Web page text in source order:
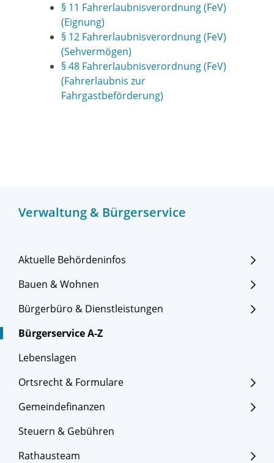
Verwaltung & Bürgerservice
Aktuelle Behördeninfos
Bauen & Wohnen
Bürgerbüro & Dienstleistungen
Bürgerservice A-Z
Lebenslagen
Ortsrecht & Formulare
Gemeindefinanzen
Steuern & Gebühren
Rathausteam
§ 11 Fahrerlaubnisverordnung (FeV)
(Eignung)
§ 12 Fahrerlaubnisverordnung (FeV)
(Sehvermögen)
§ 48 Fahrerlaubnisverordnung (FeV)
(Fahrerlaubnis zur
Fahrgastbeförderung)